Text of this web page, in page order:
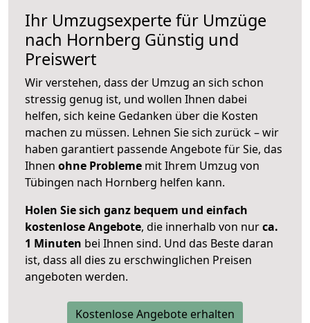
Ihr Umzugsexperte für Umzüge
nach Hornberg Günstig und
Preiswert
Wir verstehen, dass der Umzug an sich schon
stressig genug ist, und wollen Ihnen dabei
helfen, sich keine Gedanken über die Kosten
machen zu müssen. Lehnen Sie sich zurück – wir
haben garantiert passende Angebote für Sie, das
Ihnen ohne Probleme mit Ihrem Umzug von
Tübingen nach Hornberg helfen kann.
Holen Sie sich ganz bequem und einfach
kostenlose Angebote, die innerhalb von nurca.
1 Minuten bei Ihnen sind. Und das Beste daran
ist, dass all dies zu erschwinglichen Preisen
angeboten werden.
Kostenlose Angebote erhalten